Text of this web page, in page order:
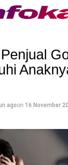
agoon 16 November